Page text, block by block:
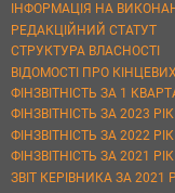
ІНФОРМАЦІЯ НА
РЕДАКЦІЙНИЙ СТАТУТ
СТРУКТУРА ВЛАСНОСТІ
ВІДОМОСТІ ПРО
ФІНЗВІТНІСТЬ ЗА 1
ФІНЗВІТНІСТЬ ЗА 2023 РІК
ФІНЗВІТНІСТЬ ЗА 2022 РІК
ФІНЗВІТНІСТЬ ЗА 2021 РІК
ЗВІТ КЕРІВНИКА ЗА 2021